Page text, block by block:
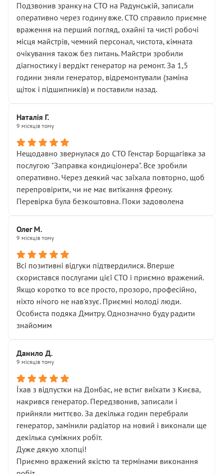
Подзвонив зранку на СТО на Радунській, записали
оперативно через годину вже. СТО справило приємне
враження на перший погляд, охайні та чисті робочі
місця майстрів, чемний персонал, чистота, кімната
очікування також без питань. Майстри зробили
діагностику і вердікт генератор на ремонт. За 1,5
години зняли генератор, відремонтували (заміна
щіток і підшипників) и поставили назад.
Наталія Г.
9 місяців тому
Нещодавно звернулася до СТО Генстар Борщагівка за
послугою "Заправка кондиціонера". Все зробили
оперативно. Через деякий час заїхала повторно, щоб
перепровірити, чи не має витікання фреону.
Перевірка була безкоштовна. Поки задоволена
Олег М.
9 місяців тому
Всі позитивні відгуки підтвердилися. Вперше
скористався послугами цієї СТО і приємно вражений.
Якщо коротко то все просто, прозоро, професійно,
ніхто нічого не нав'язує. Приємні молоді люди.
Особиста подяка Дмитру. Однозначно буду радити
знайомим
Данило Д.
9 місяців тому
Їхав з відпустки на Донбас, не встиг виїхати з Києва,
накрився генератор. Передзвонив, записали і
прийняли миттєво. За декілька годин перебрали
генератор, замінили радіатор на новий і виконали ще
декілька суміжних робіт.
Дуже дякую хлопці!
Приємно вражений якістю та термінами виконання